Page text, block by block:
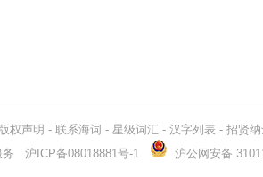
版权声明 - 联系海词 - 星级词汇 - 汉字列表 - 招贤
务 沪ICP备08018881号-1 沪公网安备